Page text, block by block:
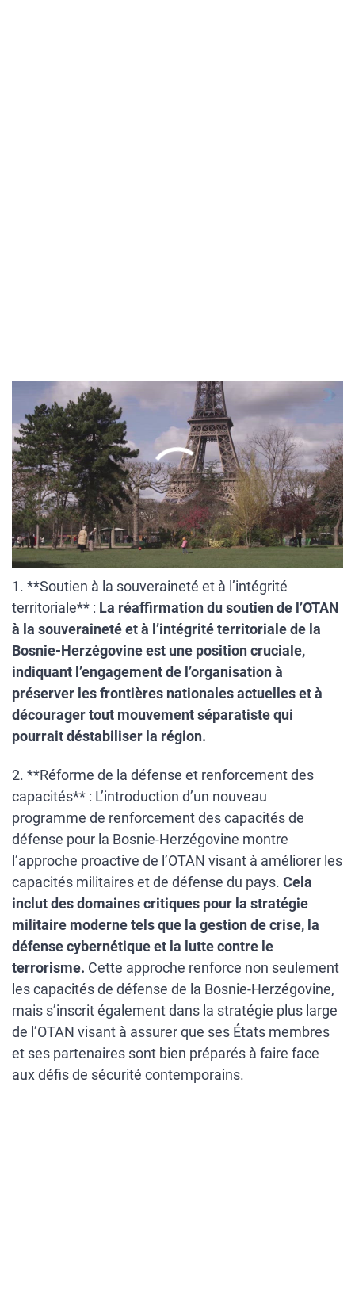
00:00
1. **Soutien à la souveraineté et à l’intégrité
territoriale** : La réaffirmation du soutien de l’OTAN
à la souveraineté et à l’intégrité territoriale de la
Bosnie-Herzégovine est une position cruciale,
indiquant l’engagement de l’organisation à
préserver les frontières nationales actuelles et à
décourager tout mouvement séparatiste qui
pourrait déstabiliser la région.
2. **Réforme de la défense et renforcement des
capacités** : L’introduction d’un nouveau
programme de renforcement des capacités de
défense pour la Bosnie-Herzégovine montre
l’approche proactive de l’OTAN visant à améliorer les
capacités militaires et de défense du pays. Cela
inclut des domaines critiques pour la stratégie
militaire moderne tels que la gestion de crise, la
défense cybernétique et la lutte contre le
terrorisme. Cette approche renforce non seulement
les capacités de défense de la Bosnie-Herzégovine,
mais s’inscrit également dans la stratégie plus large
de l’OTAN visant à assurer que ses États membres
et ses partenaires sont bien préparés à faire face
aux défis de sécurité contemporains.